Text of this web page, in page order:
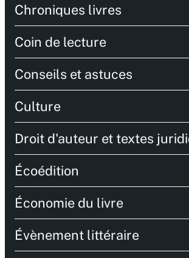
Chroniques livres
Coin de lecture
Conseils et astuces
Culture
Droit d'auteur et textes
Écoédition
Économie du livre
Évènement littéraire